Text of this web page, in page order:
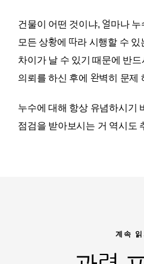
건물이 어떤 것이냐, 얼마나
모든 상황에 따라 시행할 수 있
차이가 날 수 있기 때문에 반드
의뢰를 하신 후에 완벽히 문제
누수에 대해 항상 유념하시기
점검을 받아보시는 거 역시도
계속 읽